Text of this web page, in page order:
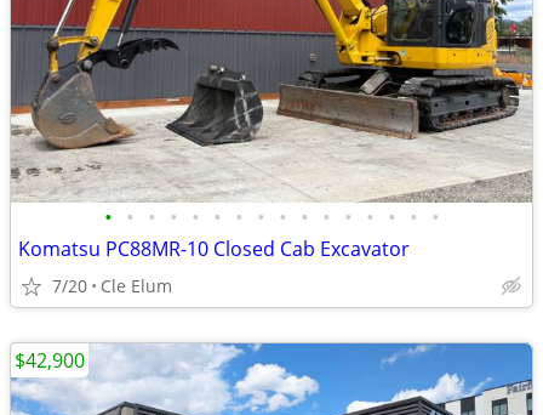
• • • • • • • • • • • • • • • •
Komatsu PC88MR-10 Closed Cab Excavator
7/20 Cle Elum
$42,900